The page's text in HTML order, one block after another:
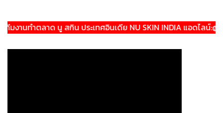
นทำตลาด นู สกิน ประเทศอินเดีย NU SKIN INDIA แอดไลน์